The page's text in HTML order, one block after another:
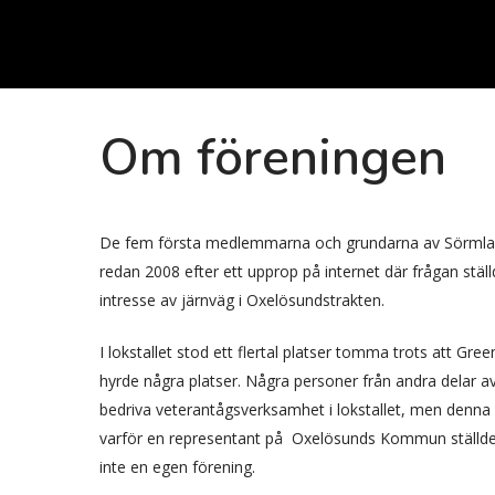
Om föreningen
De fem första medlemmarna och grundarna av
redan 2008 efter ett upprop på internet där frågan
intresse av järnväg i Oxelösundstrakten.
I lokstallet stod ett flertal platser tomma trots att
hyrde några platser. Några personer från andra delar
bedriva veterantågsverksamhet i lokstallet, men
varför en representant på Oxelösunds Kommun
inte en egen förening.